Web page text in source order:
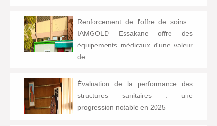
Renforcement de l’offre de soins :
IAMGOLD Essakane offre des
équipements médicaux d'une valeur
de…
Évaluation de la performance des
structures sanitaires : une
progression notable en 2025